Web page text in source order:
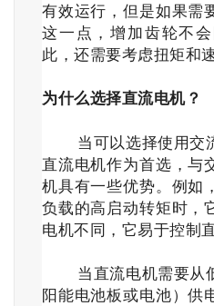
有效运行，但是如果需
这一点，增加齿轮不
此，还需要考虑扭矩和
为什么选择直流电机？
当可以选择使用交
直流电机作为首选，与
机具有一些优势。例如
负载的高启动转矩时，
电机不同，它易于控制
当直流电机需要从
阳能电池板或电池）供